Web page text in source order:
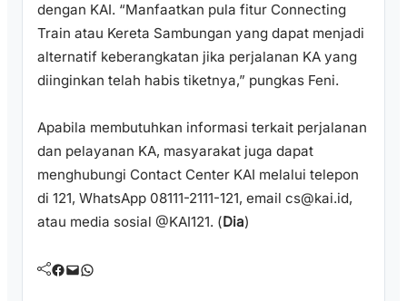
dengan KAI. “Manfaatkan pula fitur Connecting
Train atau Kereta Sambungan yang dapat menjadi
alternatif keberangkatan jika perjalanan KA yang
diinginkan telah habis tiketnya,” pungkas Feni.
Apabila membutuhkan informasi terkait perjalanan
dan pelayanan KA, masyarakat juga dapat
menghubungi Contact Center KAI melalui telepon
di 121, WhatsApp 08111-2111-121, email cs@kai.id,
atau media sosial @KAI121. (Dia)
Facebook Mail WhatsApp